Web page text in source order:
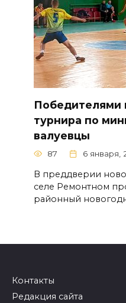
Победителями
турнира по
валуевцы
87 6 января,
В преддверии
селе Ремонтном
районный
Контакты
Редакция сайта